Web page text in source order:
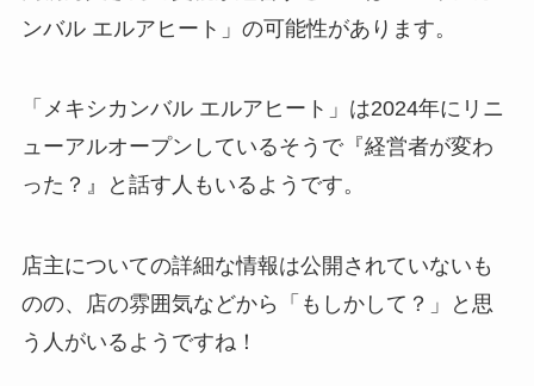
ンバル エルアヒート」の可能性があります。
「メキシカンバル エルアヒート」は2024年にリニ
ューアルオープンしているそうで『経営者が変わ
った？』と話す人もいるようです。
店主についての詳細な情報は公開されていないも
のの、店の雰囲気などから「もしかして？」と思
う人がいるようですね！